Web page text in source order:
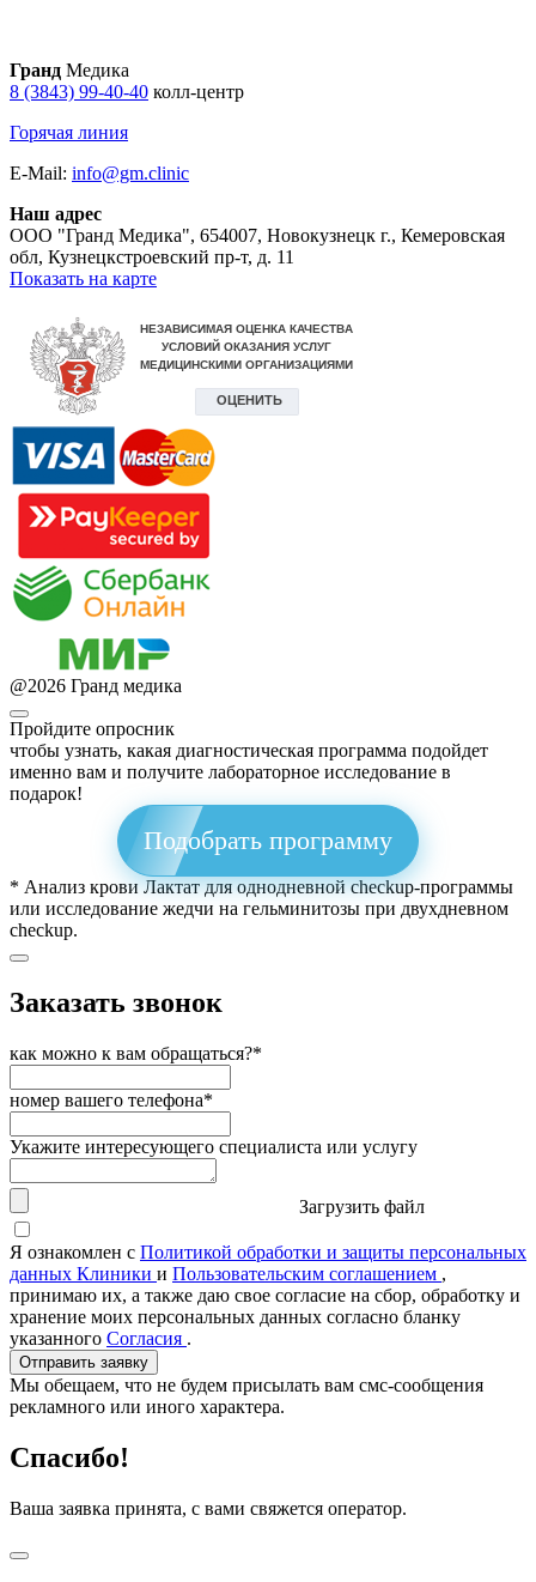
Гранд Медика
8 (3843) 99-40-40 колл-центр
Горячая линия
E-Mail: info@gm.clinic
Наш адрес
ООО "Гранд Медика", 654007, Новокузнецк г., Кемеровская
обл, Кузнецкстроевский пр-т, д. 11
Показать на карте
@2026 Гранд медика
Пройдите опросник
чтобы узнать, какая диагностическая программа подойдет
именно вам и получите лабораторное исследование в
подарок!
Подобрать программу
* Анализ крови Лактат для однодневной checkup-программы
или исследование жедчи на гельминитозы при двухдневном
checkup.
Заказать звонок
как можно к вам обращаться?*
номер вашего телефона*
Укажите интересующего специалиста или услугу
Загрузить файл
Я ознакомлен с Политикой обработки и защиты персональных
данных Клиники и Пользовательским соглашением ,
принимаю их, а также даю свое согласие на сбор, обработку и
хранение моих персональных данных согласно бланку
указанного Согласия .
Отправить заявку
Мы обещаем, что не будем присылать вам смс-сообщения
рекламного или иного характера.
Спасибо!
Ваша заявка принята, с вами свяжется оператор.